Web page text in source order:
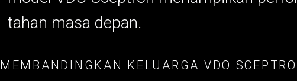
tahan masa depan.
MEMBANDINGKAN KELUARGA VDO